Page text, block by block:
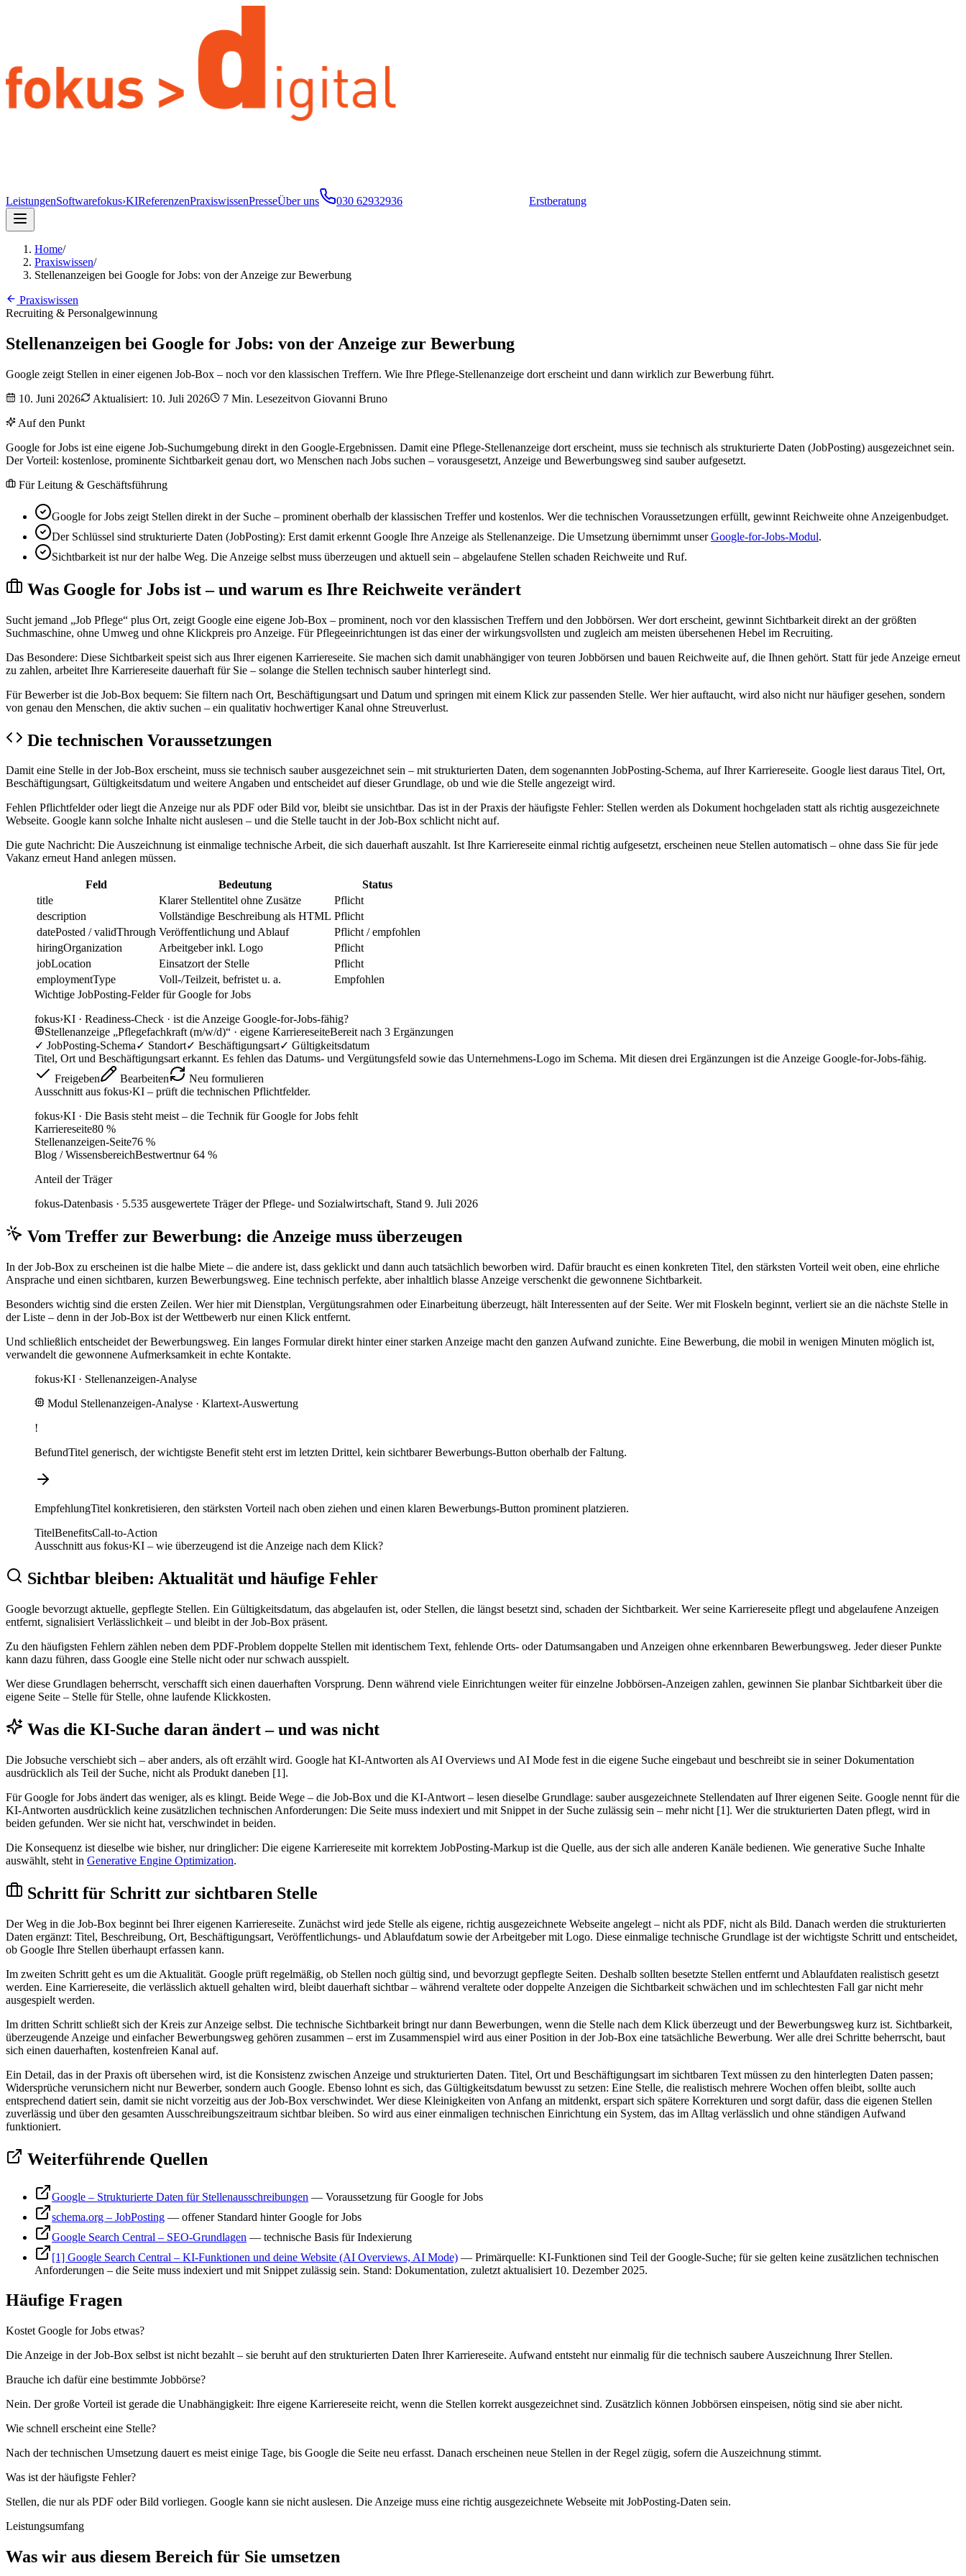
LeistungenSoftwarefokus›KIReferenzenPraxiswissenPresseÜber uns 030 62932936 Erstberatung
Home/
Praxiswissen/
Stellenanzeigen bei Google for Jobs: von der Anzeige zur Bewerbung
Praxiswissen
Recruiting & Personalgewinnung
Stellenanzeigen bei Google for Jobs: von der Anzeige zur Bewerbung
Google zeigt Stellen in einer eigenen Job-Box – noch vor den klassischen Treffern. Wie Ihre Pflege-Stellenanzeige dort erscheint und dann wirklich zur Bewerbung führt.
10. Juni 2026
Aktualisiert: 10. Juli 2026 7 Min. Lesezeitvon Giovanni Bruno
Auf den Punkt
Google for Jobs ist eine eigene Job-Suchumgebung direkt in den Google-Ergebnissen. Damit eine Pflege-Stellenanzeige dort erscheint, muss sie technisch als strukturierte Daten (JobPosting) ausgezeichnet sein.
Der Vorteil: kostenlose, prominente Sichtbarkeit genau dort, wo Menschen nach Jobs suchen – vorausgesetzt, Anzeige und Bewerbungsweg sind sauber aufgesetzt.
Für Leitung & Geschäftsführung
Google for Jobs zeigt Stellen direkt in der Suche – prominent oberhalb der klassischen Treffer und kostenlos. Wer die technischen Voraussetzungen erfüllt, gewinnt Reichweite ohne Anzeigenbudget.
Der Schlüssel sind strukturierte Daten (JobPosting): Erst damit erkennt Google Ihre Anzeige als Stellenanzeige. Die Umsetzung übernimmt unserGoogle-for-Jobs-Modul.
Sichtbarkeit ist nur der halbe Weg. Die Anzeige selbst muss überzeugen und aktuell sein – abgelaufene Stellen schaden Reichweite und Ruf.
Was Google for Jobs ist – und warum es Ihre Reichweite verändert
Sucht jemand „Job Pflege“ plus Ort, zeigt Google eine eigene Job-Box – prominent, noch vor den klassischen Treffern und den Jobbörsen. Wer dort erscheint, gewinnt Sichtbarkeit direkt an der größten
Suchmaschine, ohne Umweg und ohne Klickpreis pro Anzeige. Für Pflegeeinrichtungen ist das einer der wirkungsvollsten und zugleich am meisten übersehenen Hebel im Recruiting.
Das Besondere: Diese Sichtbarkeit speist sich aus Ihrer eigenen Karriereseite. Sie machen sich damit unabhängiger von teuren Jobbörsen und bauen Reichweite auf, die Ihnen gehört. Statt für jede Anzeige erneut
zu zahlen, arbeitet Ihre Karriereseite dauerhaft für Sie – solange die Stellen technisch sauber hinterlegt sind.
Für Bewerber ist die Job-Box bequem: Sie filtern nach Ort, Beschäftigungsart und Datum und springen mit einem Klick zur passenden Stelle. Wer hier auftaucht, wird also nicht nur häufiger gesehen, sondern
von genau den Menschen, die aktiv suchen – ein qualitativ hochwertiger Kanal ohne Streuverlust.
Die technischen Voraussetzungen
Damit eine Stelle in der Job-Box erscheint, muss sie technisch sauber ausgezeichnet sein – mit strukturierten Daten, dem sogenannten JobPosting-Schema, auf Ihrer Karriereseite. Google liest daraus Titel, Ort,
Beschäftigungsart, Gültigkeitsdatum und weitere Angaben und entscheidet auf dieser Grundlage, ob und wie die Stelle angezeigt wird.
Fehlen Pflichtfelder oder liegt die Anzeige nur als PDF oder Bild vor, bleibt sie unsichtbar. Das ist in der Praxis der häufigste Fehler: Stellen werden als Dokument hochgeladen statt als richtig ausgezeichnete
Webseite. Google kann solche Inhalte nicht auslesen – und die Stelle taucht in der Job-Box schlicht nicht auf.
Die gute Nachricht: Die Auszeichnung ist einmalige technische Arbeit, die sich dauerhaft auszahlt. Ist Ihre Karriereseite einmal richtig aufgesetzt, erscheinen neue Stellen automatisch – ohne dass Sie für jede
Vakanz erneut Hand anlegen müssen.
Feld Bedeutung
Status
title
Klarer Stellentitel ohne Zusätze
Pflicht
description
Vollständige Beschreibung als HTML Pflicht
datePosted / validThrough Veröffentlichung und Ablauf
Pflicht / empfohlen
hiringOrganization
Arbeitgeber inkl. Logo
Pflicht
jobLocation
Einsatzort der Stelle
Pflicht
employmentType
Voll-/Teilzeit, befristet u. a.
Empfohlen
Wichtige JobPosting-Felder für Google for Jobs
fokus›KI · Readiness-Check · ist die Anzeige Google-for-Jobs-fähig?
Stellenanzeige „Pflegefachkraft (m/w/d)“ · eigene KarriereseiteBereit nach 3 Ergänzungen
✓ JobPosting-Schema✓ Standort✓ Beschäftigungsart✓ Gültigkeitsdatum
Titel, Ort und Beschäftigungsart erkannt. Es fehlen das Datums- und Vergütungsfeld sowie das Unternehmens-Logo im Schema. Mit diesen drei Ergänzungen ist die Anzeige Google-for-Jobs-fähig.
Freigeben
Bearbeiten
Neu formulieren
Ausschnitt aus fokus›KI – prüft die technischen Pflichtfelder.
fokus›KI · Die Basis steht meist – die Technik für Google for Jobs fehlt
Karriereseite80 %
Stellenanzeigen-Seite76 %
Blog / WissensbereichBestwertnur 64 %
Anteil der Träger
fokus-Datenbasis · 5.535 ausgewertete Träger der Pflege- und Sozialwirtschaft, Stand 9. Juli 2026
Vom Treffer zur Bewerbung: die Anzeige muss überzeugen
In der Job-Box zu erscheinen ist die halbe Miete – die andere ist, dass geklickt und dann auch tatsächlich beworben wird. Dafür braucht es einen konkreten Titel, den stärksten Vorteil weit oben, eine ehrliche
Ansprache und einen sichtbaren, kurzen Bewerbungsweg. Eine technisch perfekte, aber inhaltlich blasse Anzeige verschenkt die gewonnene Sichtbarkeit.
Besonders wichtig sind die ersten Zeilen. Wer hier mit Dienstplan, Vergütungsrahmen oder Einarbeitung überzeugt, hält Interessenten auf der Seite. Wer mit Floskeln beginnt, verliert sie an die nächste Stelle in
der Liste – denn in der Job-Box ist der Wettbewerb nur einen Klick entfernt.
Und schließlich entscheidet der Bewerbungsweg. Ein langes Formular direkt hinter einer starken Anzeige macht den ganzen Aufwand zunichte. Eine Bewerbung, die mobil in wenigen Minuten möglich ist,
verwandelt die gewonnene Aufmerksamkeit in echte Kontakte.
fokus›KI · Stellenanzeigen-Analyse
Modul Stellenanzeigen-Analyse · Klartext-Auswertung
!
BefundTitel generisch, der wichtigste Benefit steht erst im letzten Drittel, kein sichtbarer Bewerbungs-Button oberhalb der Faltung.
EmpfehlungTitel konkretisieren, den stärksten Vorteil nach oben ziehen und einen klaren Bewerbungs-Button prominent platzieren.
TitelBenefitsCall-to-Action
Ausschnitt aus fokus›KI – wie überzeugend ist die Anzeige nach dem Klick?
Sichtbar bleiben: Aktualität und häufige Fehler
Google bevorzugt aktuelle, gepflegte Stellen. Ein Gültigkeitsdatum, das abgelaufen ist, oder Stellen, die längst besetzt sind, schaden der Sichtbarkeit. Wer seine Karriereseite pflegt und abgelaufene Anzeigen
entfernt, signalisiert Verlässlichkeit – und bleibt in der Job-Box präsent.
Zu den häufigsten Fehlern zählen neben dem PDF-Problem doppelte Stellen mit identischem Text, fehlende Orts- oder Datumsangaben und Anzeigen ohne erkennbaren Bewerbungsweg. Jeder dieser Punkte
kann dazu führen, dass Google eine Stelle nicht oder nur schwach ausspielt.
Wer diese Grundlagen beherrscht, verschafft sich einen dauerhaften Vorsprung. Denn während viele Einrichtungen weiter für einzelne Jobbörsen-Anzeigen zahlen, gewinnen Sie planbar Sichtbarkeit über die
eigene Seite – Stelle für Stelle, ohne laufende Klickkosten.
Was die KI-Suche daran ändert – und was nicht
Die Jobsuche verschiebt sich – aber anders, als oft erzählt wird. Google hat KI-Antworten als AI Overviews und AI Mode fest in die eigene Suche eingebaut und beschreibt sie in seiner Dokumentation
ausdrücklich als Teil der Suche, nicht als Produkt daneben [1].
Für Google for Jobs ändert das weniger, als es klingt. Beide Wege – die Job-Box und die KI-Antwort – lesen dieselbe Grundlage: sauber ausgezeichnete Stellendaten auf Ihrer eigenen Seite. Google nennt für die
KI-Antworten ausdrücklich keine zusätzlichen technischen Anforderungen: Die Seite muss indexiert und mit Snippet in der Suche zulässig sein – mehr nicht [1]. Wer die strukturierten Daten pflegt, wird in
beiden gefunden. Wer sie nicht hat, verschwindet in beiden.
Die Konsequenz ist dieselbe wie bisher, nur dringlicher: Die eigene Karriereseite mit korrektem JobPosting-Markup ist die Quelle, aus der sich alle anderen Kanäle bedienen. Wie generative Suche Inhalte
auswählt, steht in Generative Engine Optimization.
Schritt für Schritt zur sichtbaren Stelle
Der Weg in die Job-Box beginnt bei Ihrer eigenen Karriereseite. Zunächst wird jede Stelle als eigene, richtig ausgezeichnete Webseite angelegt – nicht als PDF, nicht als Bild. Danach werden die strukturierten
Daten ergänzt: Titel, Beschreibung, Ort, Beschäftigungsart, Veröffentlichungs- und Ablaufdatum sowie der Arbeitgeber mit Logo. Diese einmalige technische Grundlage ist der wichtigste Schritt und entscheidet,
ob Google Ihre Stellen überhaupt erfassen kann.
Im zweiten Schritt geht es um die Aktualität. Google prüft regelmäßig, ob Stellen noch gültig sind, und bevorzugt gepflegte Seiten. Deshalb sollten besetzte Stellen entfernt und Ablaufdaten realistisch gesetzt
werden. Eine Karriereseite, die verlässlich aktuell gehalten wird, bleibt dauerhaft sichtbar – während veraltete oder doppelte Anzeigen die Sichtbarkeit schwächen und im schlechtesten Fall gar nicht mehr
ausgespielt werden.
Im dritten Schritt schließt sich der Kreis zur Anzeige selbst. Die technische Sichtbarkeit bringt nur dann Bewerbungen, wenn die Stelle nach dem Klick überzeugt und der Bewerbungsweg kurz ist. Sichtbarkeit,
überzeugende Anzeige und einfacher Bewerbungsweg gehören zusammen – erst im Zusammenspiel wird aus einer Position in der Job-Box eine tatsächliche Bewerbung. Wer alle drei Schritte beherrscht, baut
sich einen dauerhaften, kostenfreien Kanal auf.
Ein Detail, das in der Praxis oft übersehen wird, ist die Konsistenz zwischen Anzeige und strukturierten Daten. Titel, Ort und Beschäftigungsart im sichtbaren Text müssen zu den hinterlegten Daten passen;
Widersprüche verunsichern nicht nur Bewerber, sondern auch Google. Ebenso lohnt es sich, das Gültigkeitsdatum bewusst zu setzen: Eine Stelle, die realistisch mehrere Wochen offen bleibt, sollte auch
entsprechend datiert sein, damit sie nicht vorzeitig aus der Job-Box verschwindet. Wer diese Kleinigkeiten von Anfang an mitdenkt, erspart sich spätere Korrekturen und sorgt dafür, dass die eigenen Stellen
zuverlässig und über den gesamten Ausschreibungszeitraum sichtbar bleiben. So wird aus einer einmaligen technischen Einrichtung ein System, das im Alltag verlässlich und ohne ständigen Aufwand
funktioniert.
Weiterführende Quellen
Google – Strukturierte Daten für Stellenausschreibungen — Voraussetzung für Google for Jobs
schema.org – JobPosting — offener Standard hinter Google for Jobs
Google Search Central – SEO-Grundlagen — technische Basis für Indexierung
[1] Google Search Central – KI-Funktionen und deine Website (AI Overviews, AI Mode) — Primärquelle: KI-Funktionen sind Teil der Google-Suche; für sie gelten keine zusätzlichen technischen
Anforderungen – die Seite muss indexiert und mit Snippet zulässig sein. Stand: Dokumentation, zuletzt aktualisiert 10. Dezember 2025.
Häufige Fragen
Kostet Google for Jobs etwas?
Die Anzeige in der Job-Box selbst ist nicht bezahlt – sie beruht auf den strukturierten Daten Ihrer Karriereseite. Aufwand entsteht nur einmalig für die technisch saubere Auszeichnung Ihrer Stellen.
Brauche ich dafür eine bestimmte Jobbörse?
Nein. Der große Vorteil ist gerade die Unabhängigkeit: Ihre eigene Karriereseite reicht, wenn die Stellen korrekt ausgezeichnet sind. Zusätzlich können Jobbörsen einspeisen, nötig sind sie aber nicht.
Wie schnell erscheint eine Stelle?
Nach der technischen Umsetzung dauert es meist einige Tage, bis Google die Seite neu erfasst. Danach erscheinen neue Stellen in der Regel zügig, sofern die Auszeichnung stimmt.
Was ist der häufigste Fehler?
Stellen, die nur als PDF oder Bild vorliegen. Google kann sie nicht auslesen. Die Anzeige muss eine richtig ausgezeichnete Webseite mit JobPosting-Daten sein.
Leistungsumfang
Was wir aus diesem Bereich für Sie umsetzen